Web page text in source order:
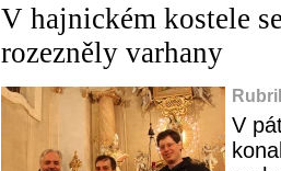
V hajnickém kostele
rozezněly varhany
V